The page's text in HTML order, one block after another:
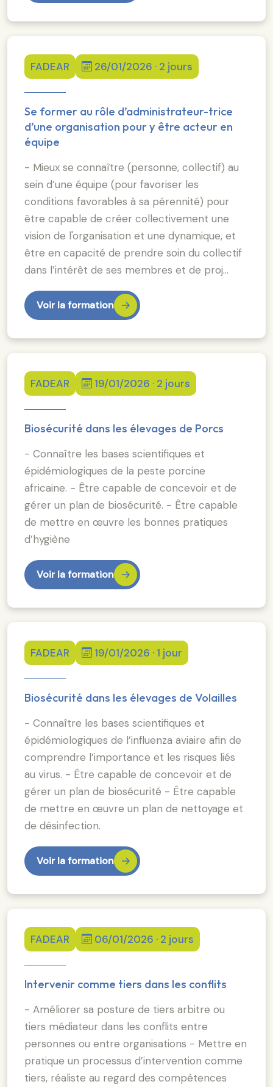
FADEAR 26/01/2026 · 2 jours
Se former au rôle d’administrateur-trice
d’une organisation pour y être acteur en
équipe
- Mieux se connaître (personne, collectif) au
sein d’une équipe (pour favoriser les
conditions favorables à sa pérennité) pour
être capable de créer collectivement une
vision de l'organisation et une dynamique, et
être en capacité de prendre soin du collectif
dans l’intérêt de ses membres et de proj…
Voir la formation
FADEAR 19/01/2026 · 2 jours
Biosécurité dans les élevages de Porcs
- Connaître les bases scientifiques et
épidémiologiques de la peste porcine
africaine. - Être capable de concevoir et de
gérer un plan de biosécurité. - Être capable
de mettre en œuvre les bonnes pratiques
d’hygiène
Voir la formation
FADEAR 19/01/2026 · 1 jour
Biosécurité dans les élevages de Volailles
- Connaître les bases scientifiques et
épidémiologiques de l’influenza aviaire afin de
comprendre l’importance et les risques liés
au virus. - Être capable de concevoir et de
gérer un plan de biosécurité - Être capable
de mettre en œuvre un plan de nettoyage et
de désinfection.
Voir la formation
FADEAR 06/01/2026 · 2 jours
Intervenir comme tiers dans les conflits
- Améliorer sa posture de tiers arbitre ou
tiers médiateur dans les conflits entre
personnes ou entre organisations - Mettre en
pratique un processus d’intervention comme
tiers, réaliste au regard des compétences